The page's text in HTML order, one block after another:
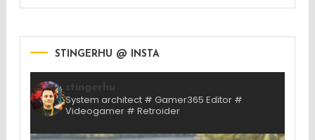
STINGERHU @ INSTA
System architect # Gamer365 Editor #
Videogamer # Retroider